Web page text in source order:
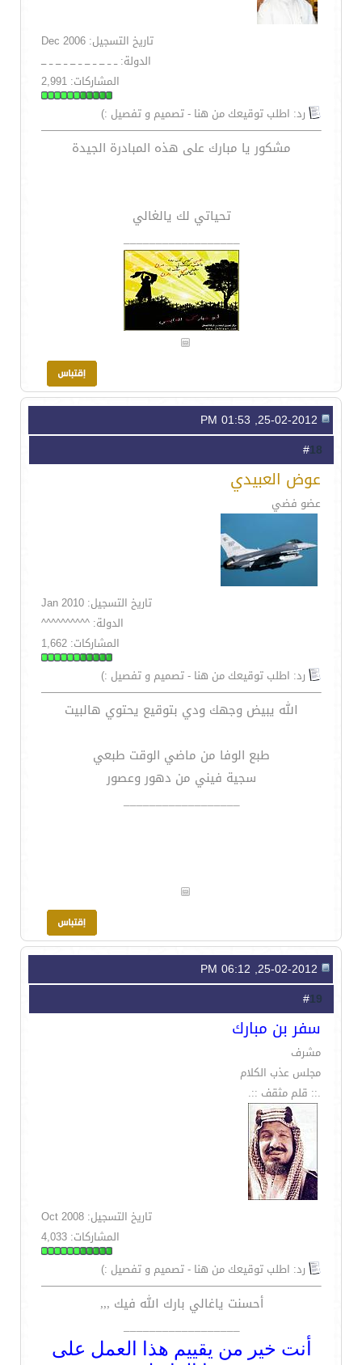
تاريخ التسجيل: Dec 2006
الدولة: ــ ــ ـــ ــ ـــ ــ ـــ ــ ـــ ــ ـــ
المشاركات: 2,991
رد: اطلب توقيعك من هنا - تصميم و تفصيل :)
مشكور يا مبارك على هذه المبادرة الجيدة
تحياتي لك يالغالي
__________________
18
عوض العبيدي
عضو فضي
تاريخ التسجيل: Jan 2010
الدولة: ^^^^^^^^^^
المشاركات: 1,662
رد: اطلب توقيعك من هنا - تصميم و تفصيل :)
الله يبيض وجهك ودي بتوقيع يحتوي هالبيت
طبع الوفا من ماضي الوقت طبعي
سجية فيني من دهور وعصور
__________________
19
سفر بن مبارك
مشرف
مجلس عذب الكلام
.:: قلم مثقف ::.
تاريخ التسجيل: Oct 2008
المشاركات: 4,033
رد: اطلب توقيعك من هنا - تصميم و تفصيل :)
أحسنت ياغالي بارك الله فيك ,,,
__________________
أنت خير من يقييم هذا العمل على